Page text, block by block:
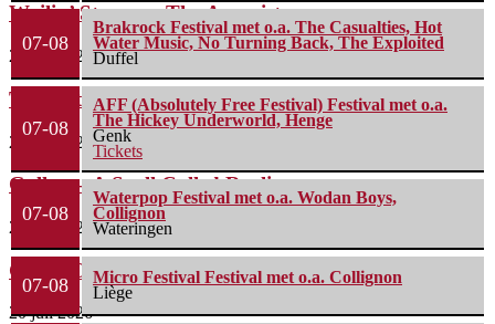
Wailin’ Storms – The Arsonist
26 juli 2026
The Fifth Alliance – Stenahoria
22 juli 2026
Gallon – A Spell Called Reality
22 juli 2026
Green Carnation – A Dark Poem II: Sanguis
20 juli 2026
07-08
Brakrock Festival met o.a. The Casualties, Hot
Water Music, No Turning Back, The Exploited
Duffel
07-08
AFF (Absolutely Free Festival) Festival met o.a.
The Hickey Underworld, Henge
Genk
Tickets
07-08
Waterpop Festival met o.a. Wodan Boys,
Collignon
Wateringen
07-08
Micro Festival Festival met o.a. Collignon
Liège